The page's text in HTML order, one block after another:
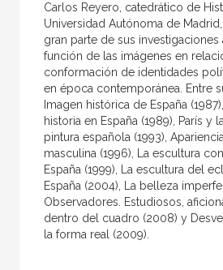
Coordinador
Editor
Editora
Escritor
Escritora
Ilustrador
Prologuista
Traductor
Traductora
Carlos Reyero, catedrático de
Universidad Autónoma de
gran parte de sus investigaciones
función de las imágenes en
conformación de identidades
en época contemporánea. Entre
Imagen histórica de España
historia en España (1989), París y
pintura española (1993),
masculina (1996), La escultura
España (1999), La escultura del
España (2004), La belleza
Observadores. Estudiosos,
dentro del cuadro (2008) y
la forma real (2009).